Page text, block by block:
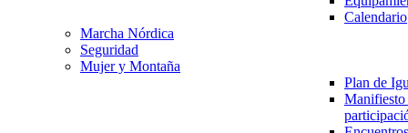
Calendario
Marcha Nórdica
Seguridad
Mujer y Montaña
Plan de